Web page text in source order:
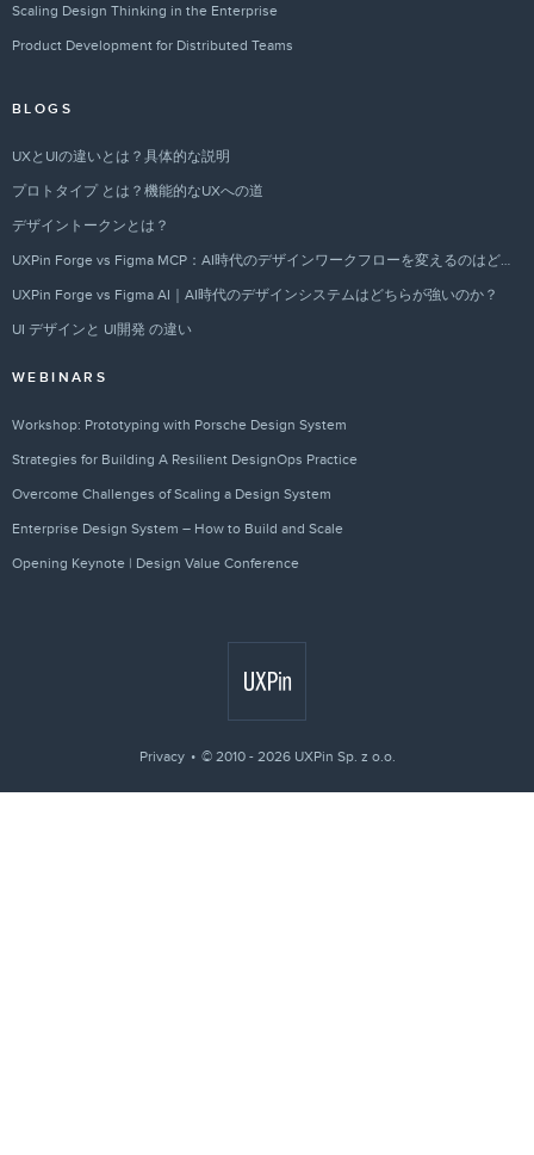
Scaling Design Thinking in the Enterprise
Product Development for Distributed Teams
BLOGS
UXとUIの違いとは？具体的な説明
プロトタイプ とは？機能的なUXへの道
デザイントークンとは？
UXPin Forge vs Figma MCP：AI時代のデザインワークフローを変えるのはどちらか？
UXPin Forge vs Figma AI｜AI時代のデザインシステムはどちらが強いのか？
UI デザインと UI開発 の違い
WEBINARS
Workshop: Prototyping with Porsche Design System
Strategies for Building A Resilient DesignOps Practice
Overcome Challenges of Scaling a Design System
Enterprise Design System – How to Build and Scale
Opening Keynote | Design Value Conference
Privacy © 2010 - 2026 UXPin Sp. z o.o.